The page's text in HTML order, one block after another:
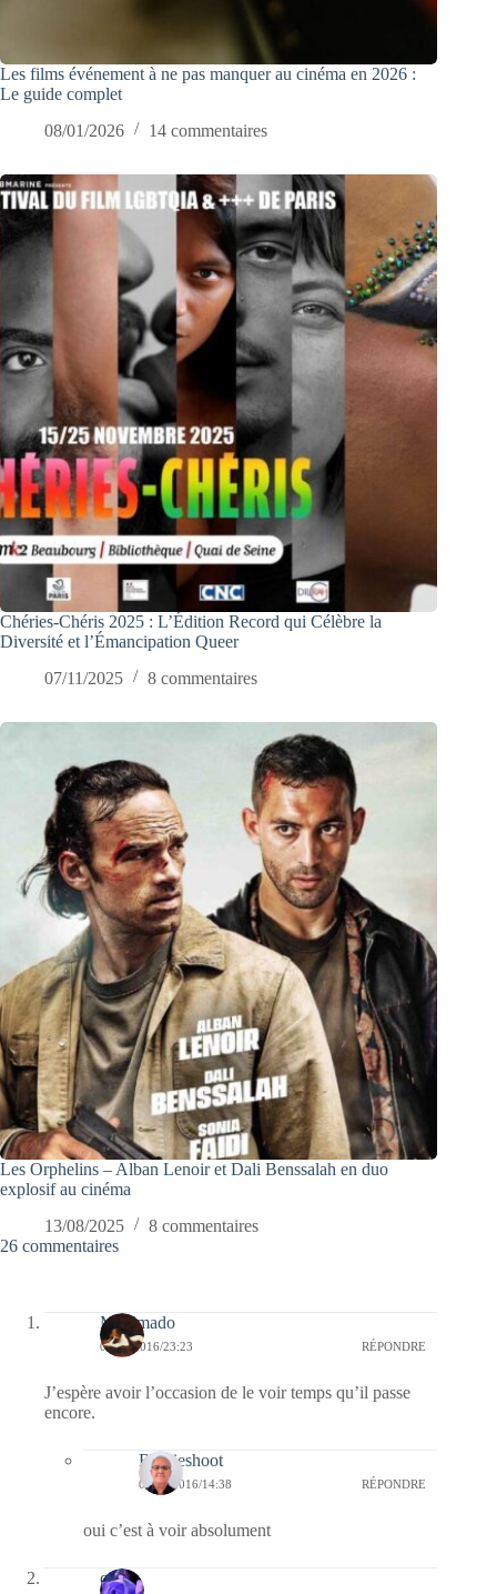
Les films événement à ne pas manquer au cinéma en 2026 :
Le guide complet
08/01/2026
14 commentaires
Chéries-Chéris 2025 : L’Édition Record qui Célèbre la
Diversité et l’Émancipation Queer
07/11/2025
8 commentaires
Les Orphelins – Alban Lenoir et Dali Benssalah en duo
explosif au cinéma
13/08/2025
8 commentaires
26 commentaires
Madimado
03/05/2016/23:23 RÉPONDRE
J’espère avoir l’occasion de le voir temps qu’il passe
encore.
Bernieshoot
04/05/2016/14:38 RÉPONDRE
oui c’est à voir absolument
covix